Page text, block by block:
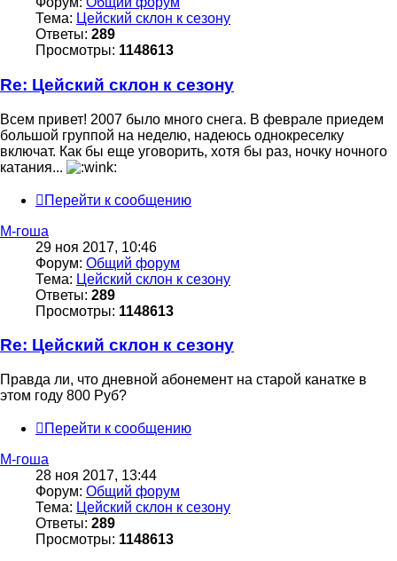
Тема: Цейский склон к сезону
Ответы: 289
Просмотры: 1148613
Re: Цейский склон к сезону
Всем привет! 2007 было много снега. В феврале приедем
большой группой на неделю, надеюсь однокреселку
включат. Как бы еще уговорить, хотя бы раз, ночку ночного
катания...
Перейти к сообщению
М-гоша
29 ноя 2017, 10:46
Форум: Общий форум
Тема: Цейский склон к сезону
Ответы: 289
Просмотры: 1148613
Re: Цейский склон к сезону
Правда ли, что дневной абонемент на старой канатке в
этом году 800 Руб?
Перейти к сообщению
М-гоша
28 ноя 2017, 13:44
Форум: Общий форум
Тема: Цейский склон к сезону
Ответы: 289
Просмотры: 1148613